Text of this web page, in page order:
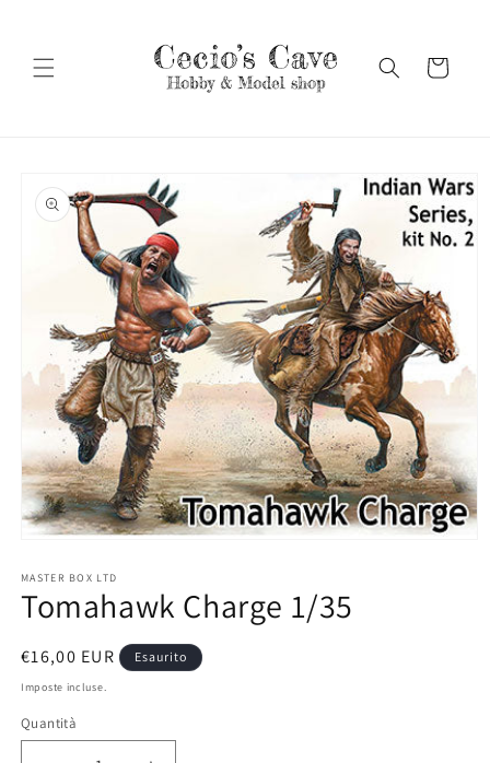
Carrello
informazioni
sul prodotto
multimediali
1
MASTER BOX LTD
Tomahawk Charge 1/35
Prezzo
di
€16,00 EUR Esaurito
Imposte incluse.
Quantità